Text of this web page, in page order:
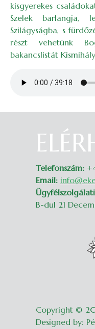
kisgyerekes
Szelek barlangja,
Szilágyságba, s
részt vehetünk
bakancslistát
Telefonszám:
Email:
B-dul 21
Copyright ©
Designed by: